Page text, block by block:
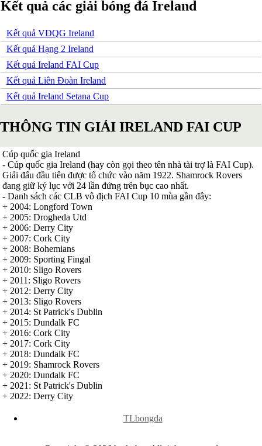
Hungary
Hy Lạp
Kazakhstan
Liechtenstein
Malta
Moldova
Phần Lan
Rumany
San Marino
Serbia
Indonesia
Iran
Kết quả các giải bóng đá Ireland
Kết quả VĐQG Ireland
Kết quả Hạng 2 Ireland
Kết quả Ireland FAI Cup
Kết quả Liên Đoàn Ireland
Kết quả Ireland Setana Cup
THÔNG TIN GIẢI IRELAND FAI CUP
Cúp quốc gia Ireland
- Cúp quốc gia Ireland (hay còn gọi theo tên nhà tài trợ là FAI Cup).
Giải đấu đầu tiên được tổ chức vào năm 1922. Shamrock Rovers
đang giữ kỷ lục với 24 lần đứng trên bục cao nhất.
- Danh sách các CLB vô địch FAI Cup 10 mùa gần đây:
+ 2004: Longford Town
+ 2005: Drogheda Utd
+ 2006: Derry City
+ 2007: Cork City
+ 2008: Bohemians
+ 2009: Sporting Fingal
+ 2010: Sligo Rovers
+ 2011: Sligo Rovers
+ 2012: Derry City
+ 2013: Sligo Rovers
+ 2014: St Patrick's Dublin
+ 2015: Dundalk FC
+ 2016: Cork City
+ 2017: Cork City
+ 2018: Dundalk FC
+ 2019: Shamrock Rovers
+ 2020: Dundalk FC
+ 2021: St Patrick's Dublin
+ 2022: Derry City
TLbongda